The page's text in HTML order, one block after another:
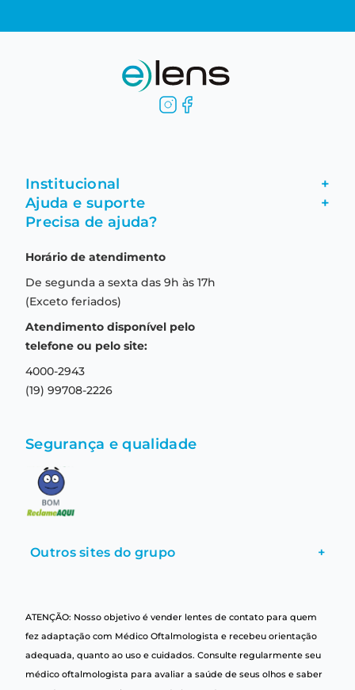
Institucional +
Fale conosco
Formas de pagamento
Aviso de privacidade
Termos e condições de uso
Ajuda e suporte +
Garantia
Troca e devolução
Central de relacionamento
Precisa de ajuda?
Horário de atendimento
De segunda a sexta das 9h às 17h
(Exceto feriados)
Atendimento disponível pelo
telefone ou pelo site:
4000-2943
(19) 99708-2226
Segurança e qualidade
Outros sites do grupo +
ATENÇÃO: Nosso objetivo é vender lentes de contato para quem
fez adaptação com Médico Oftalmologista e recebeu orientação
adequada, quanto ao uso e cuidados. Consulte regularmente seu
médico oftalmologista para avaliar a saúde de seus olhos e saber